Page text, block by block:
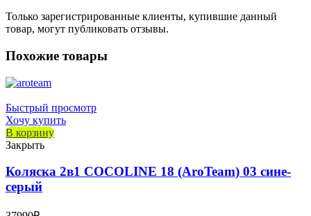
Только зарегистрированные клиенты, купившие данный
товар, могут публиковать отзывы.
Похожие товары
Быстрый просмотр
Хочу купить
В корзину
Закрыть
Коляска 2в1 COCOLINE 18 (AroTeam) 03 сине-
серый